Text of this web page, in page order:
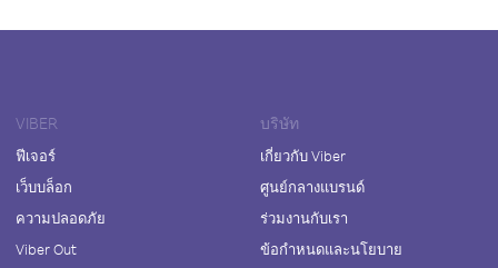
VIBER
ฟีเจอร์
เว็บบล็อก
ความปลอดภัย
Viber Out
บริษัท
เกี่ยวกับ Viber
ศูนย์กลางแบรนด์
ร่วมงานกับเรา
ข้อกำหนดและนโยบาย